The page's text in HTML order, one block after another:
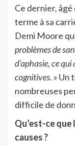
Ce dernier,
terme à sa
Demi Moore
problèmes de
d’aphasie, ce
cognitives. » Un
nombreuses
difficile de
Qu’est-ce que
causes ?